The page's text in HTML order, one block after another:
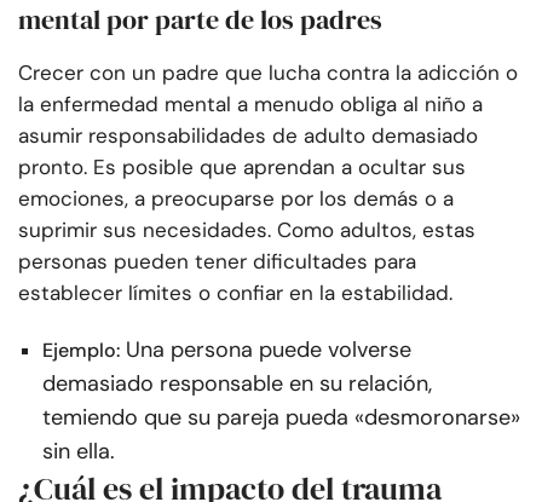
mental por parte de los padres
Crecer con un padre que lucha contra la adicción o
la enfermedad mental a menudo obliga al niño a
asumir responsabilidades de adulto demasiado
pronto. Es posible que aprendan a ocultar sus
emociones, a preocuparse por los demás o a
suprimir sus necesidades. Como adultos, estas
personas pueden tener dificultades para
establecer límites o confiar en la estabilidad.
Ejemplo: Una persona puede volverse
demasiado responsable en su relación,
temiendo que su pareja pueda «desmoronarse»
sin ella.
¿Cuál es el impacto del trauma